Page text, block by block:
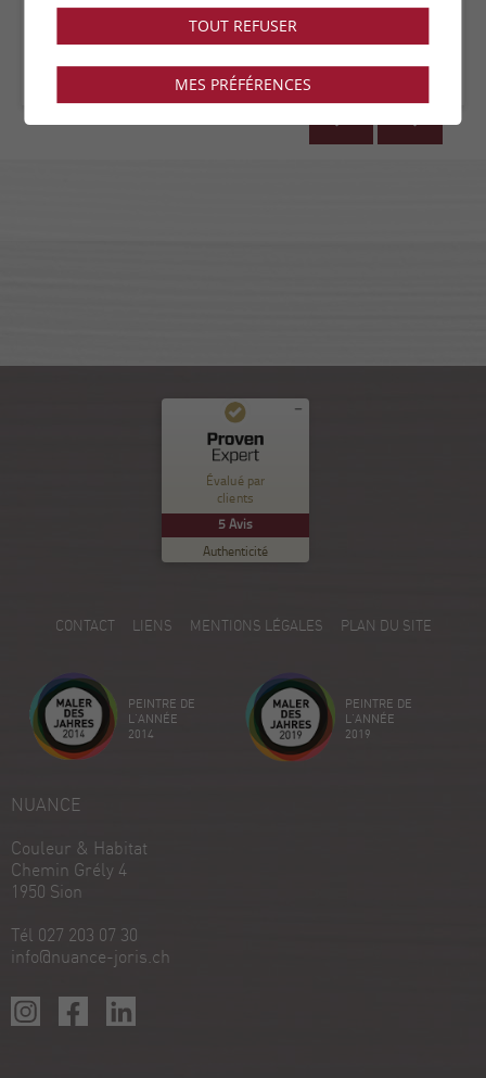
Évalué par
clients
5Avis
Authenticité
Commentaires et expériences des clients pour
Nuance Sion
100
%
Recommandé sur
ProvenExpert.com
EXCELLENT
5.00
/
5
Créez votre propre sceau maintenant
18/12/2025
Voir le profil
CONTACT LIENS MENTIONS LÉGALES PLAN DU SITE
PEINTRE DE
L'ANNÉE
2014
PEINTRE DE
L'ANNÉE
2019
NUANCE
Couleur & Habitat
Chemin Grély 4
1950 Sion
Tél 027 203 07 30
info@nuance-joris.ch
TOUT REFUSER
MES PRÉFÉRENCES